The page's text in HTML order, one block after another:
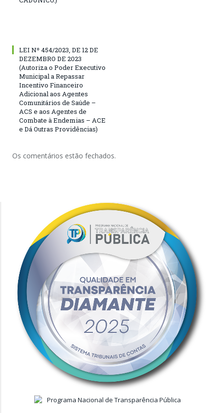
LEI Nº 454/2023, DE 12 DE
DEZEMBRO DE 2023
(Autoriza o Poder Executivo
Municipal a Repassar
Incentivo Financeiro
Adicional aos Agentes
Comunitários de Saúde –
ACS e aos Agentes de
Combate à Endemias – ACE
e Dá Outras Providências)
Os comentários estão fechados.